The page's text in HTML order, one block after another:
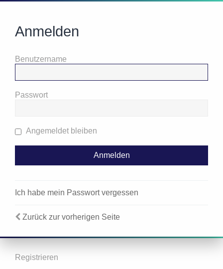
Anmelden
Benutzername
Passwort
Angemeldet bleiben
Ich habe mein Passwort vergessen
Zurück zur vorherigen Seite
Registrieren